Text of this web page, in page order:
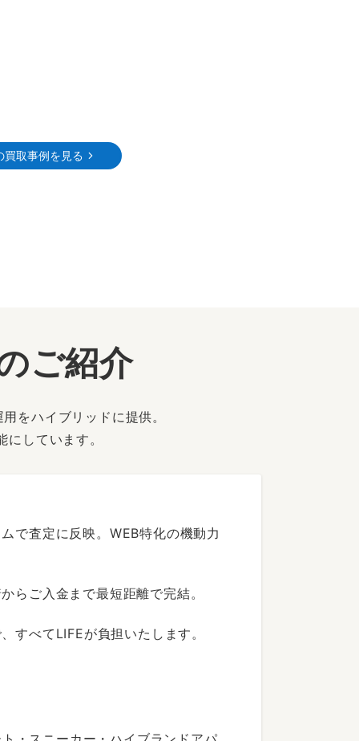
買取事例を見る
ご紹介
をハイブリッドに提供。
しています。
で査定に反映。WEB特化の機動力
らご入金まで最短距離で完結。
すべてLIFEが負担いたします。